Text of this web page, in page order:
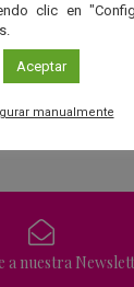
de
Conoce a
Ver revistas
a nuestra
clic en
Aceptar
manualmente